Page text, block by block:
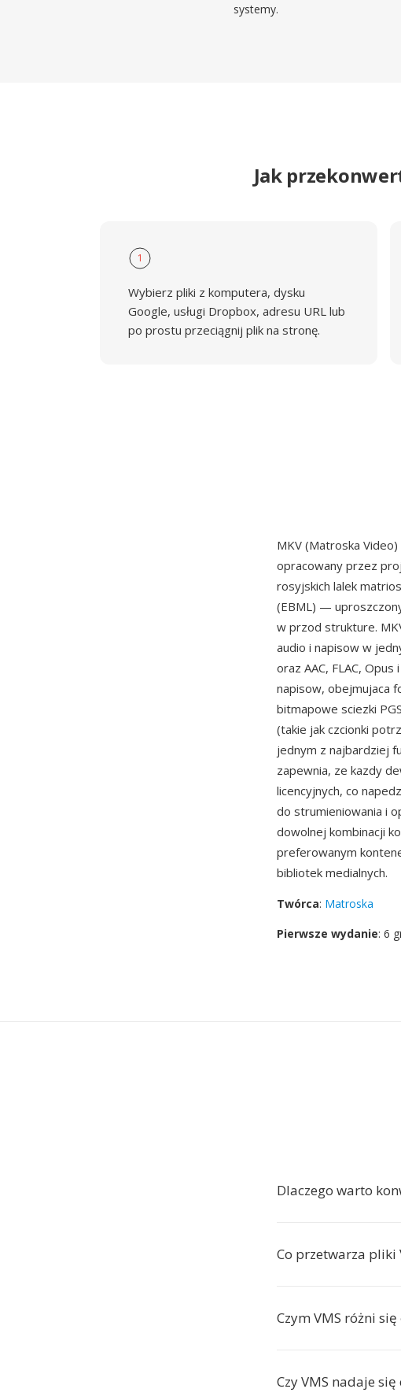
systemy.
Jak
1
Wybierz pliki z komputera, dysku
Google, usługi Dropbox, adresu URL lub
po prostu przeciągnij plik na stronę.
MKV (Matroska
opracowany przez
rosyjskich lalek
(EBML) —
w przod strukture.
audio i napisow w
oraz AAC, FLAC,
napisow, obejmujaca
bitmapowe sciezki
(takie jak czcionki
jednym z najbardziej
zapewnia, ze kazdy
licencyjnych, co
do strumieniowania i
dowolnej kombinacji
preferowanym
bibliotek medialnych.
Twórca: Matroska
Pierwsze wydanie: 6
Dlaczego warto
Co przetwarza pliki
Czym VMS różni się
Czy VMS nadaje